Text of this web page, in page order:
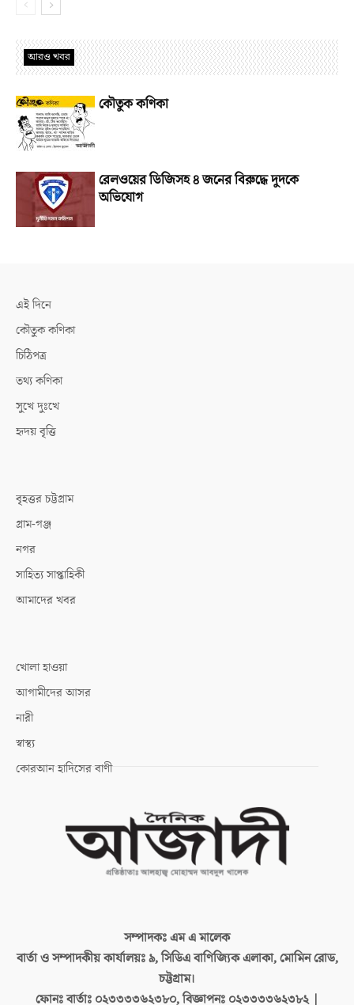
আরও খবর
কৌতুক কণিকা
রেলওয়ের ডিজিসহ ৪ জনের বিরুদ্ধে দুদকে
অভিযোগ
এই দিনে
কৌতুক কণিকা
চিঠিপত্র
তথ্য কণিকা
সুখে দুঃখে
হৃদয় বৃত্তি
বৃহত্তর চট্টগ্রাম
গ্রাম-গঞ্জ
নগর
সাহিত্য সাপ্তাহিকী
আমাদের খবর
খোলা হাওয়া
আগামীদের আসর
নারী
স্বাস্থ্য
কোরআন হাদিসের বাণী
সম্পাদকঃএম এ মালেক
বার্তা ও সম্পাদকীয় কার্যালয়ঃ৯, সিডিএ বাণিজ্যিক এলাকা, মোমিন রোড,
চট্টগ্রাম।
ফোনঃ বার্তাঃ ০২৩৩৩৩৬২৩৮০, বিজ্ঞাপনঃ ০২৩৩৩৩৬২৩৮২ |